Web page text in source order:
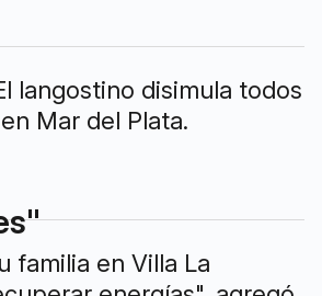
langostino disimula todos
Mar del Plata.
familia en Villa La